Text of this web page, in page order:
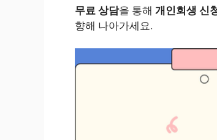
무료 상담을 통해 개인회생 신
향해 나아가세요.